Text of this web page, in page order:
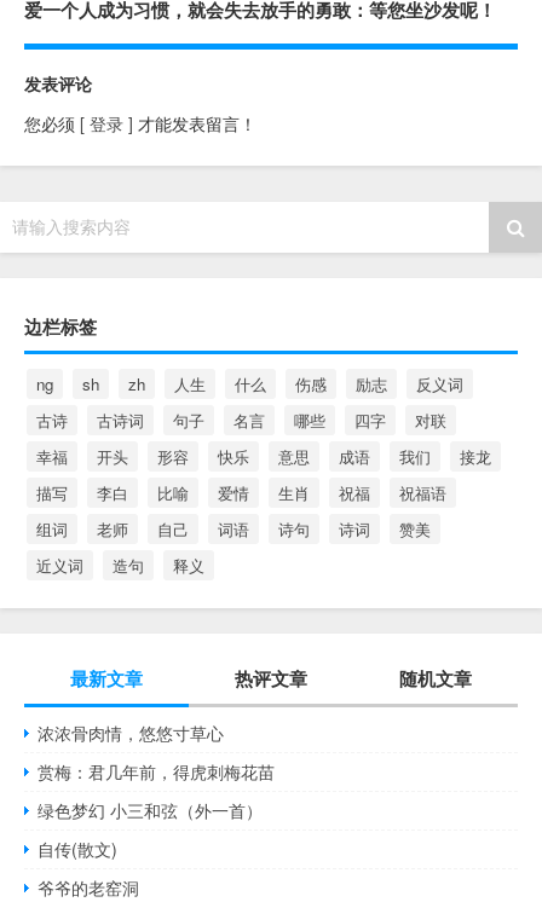
爱一个人成为习惯，就会失去放手的勇敢：等您坐沙发呢！
发表评论
您必须 [ 登录 ] 才能发表留言！
请输入搜索内容
边栏标签
ng sh zh 人生 什么 伤感 励志
反义词
古诗
古诗词 句子 名言 哪些 四字
对联
幸福
开头 形容 快乐 意思 成语 我们
接龙
描写
李白 比喻 爱情 生肖 祝福
祝福语
组词
老师 自己 词语 诗句 诗词
赞美
近义词
造句 释义
最新文章 热评文章 随机文章
浓浓骨肉情，悠悠寸草心
赏梅：君几年前，得虎刺梅花苗
绿色梦幻 小三和弦（外一首）
自传(散文)
爷爷的老窑洞